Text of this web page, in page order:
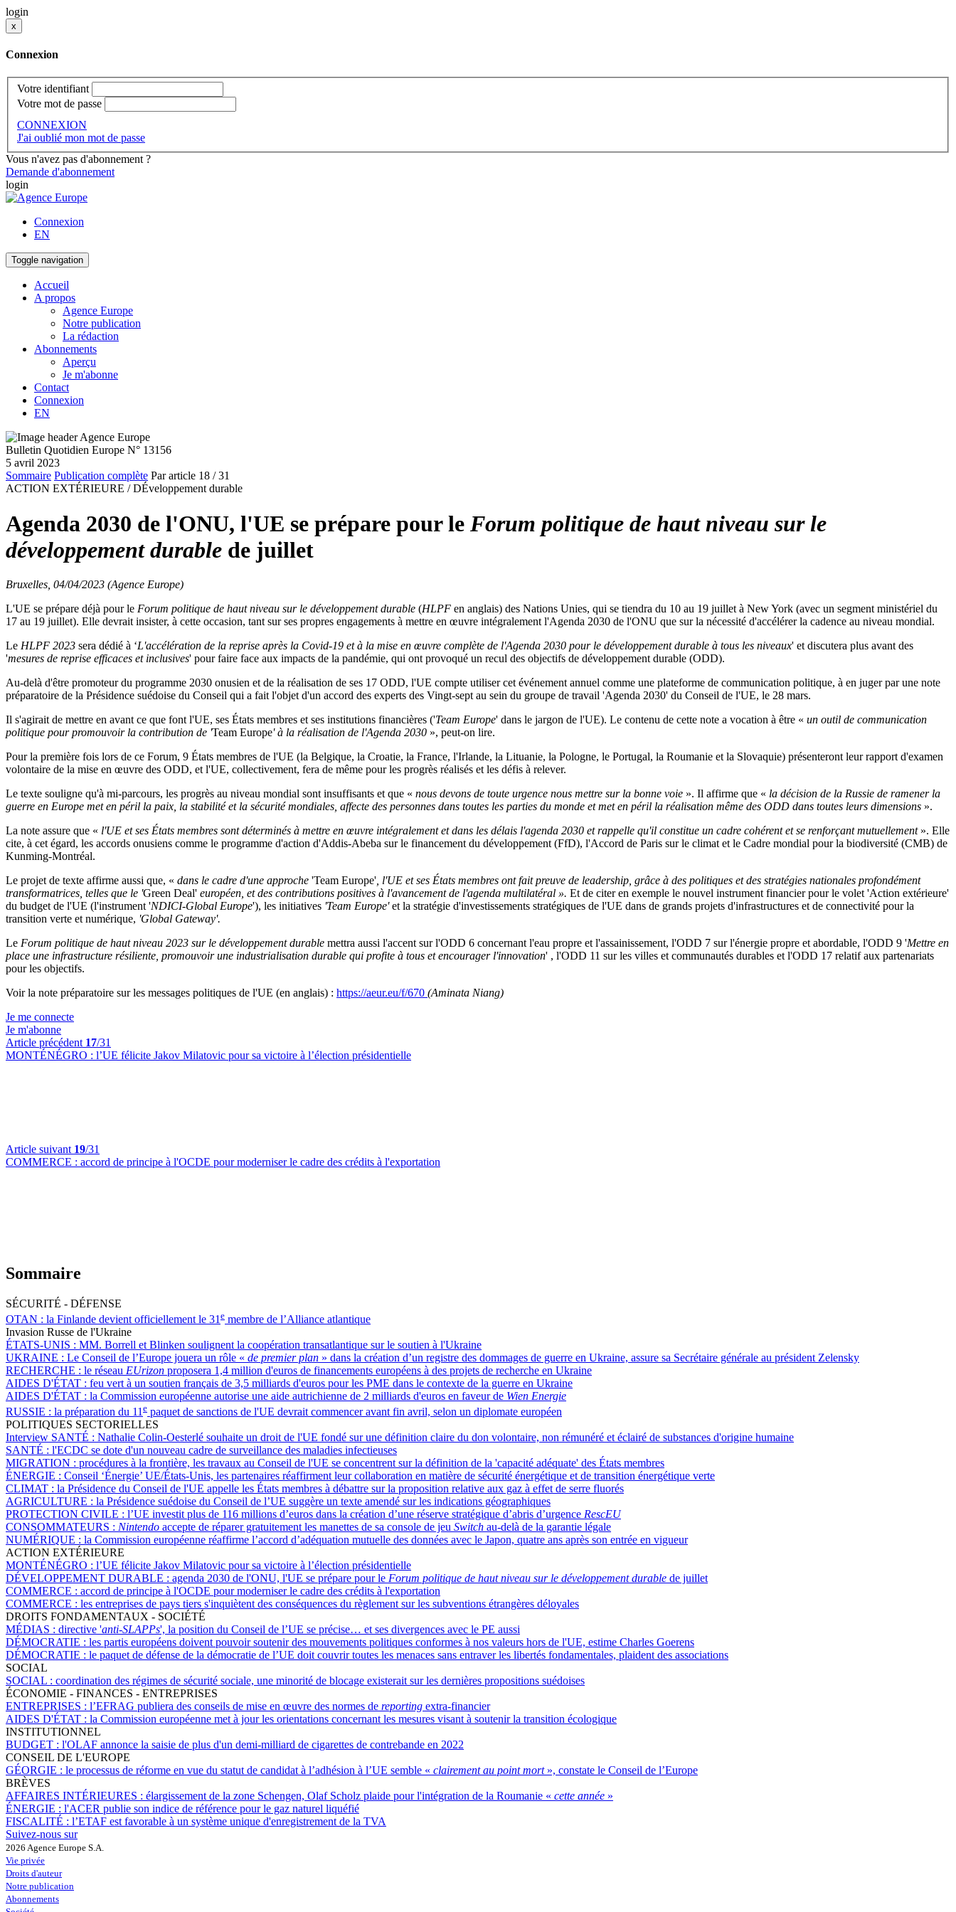
login
x
Connexion
Votre identifiant
Votre mot de passe
CONNEXION
J'ai oublié mon mot de passe
Vous n'avez pas d'abonnement ?
Demande d'abonnement
login
Connexion
EN
Toggle navigation
Accueil
A propos
Agence Europe
Notre publication
La rédaction
Abonnements
Aperçu
Je m'abonne
Contact
Connexion
EN
Bulletin Quotidien Europe N° 13156
5 avril 2023
Sommaire Publication complète Par article 18 / 31
ACTION EXTÉRIEURE / DÉveloppement durable
Agenda 2030 de l'ONU, l'UE se prépare pour le Forum politique de haut niveau sur le
développement durable de juillet
Bruxelles, 04/04/2023 (Agence Europe)
L'UE se prépare déjà pour le Forum politique de haut niveau sur le développement durable (HLPF en anglais) des Nations Unies, qui se tiendra du 10 au 19 juillet à New York (avec un segment ministériel du
17 au 19 juillet). Elle devrait insister, à cette occasion, tant sur ses propres engagements à mettre en œuvre intégralement l'Agenda 2030 de l'ONU que sur la nécessité d'accélérer la cadence au niveau mondial.
Le HLPF 2023 sera dédié à ‘L'accélération de la reprise après la Covid-19 et à la mise en œuvre complète de l'Agenda 2030 pour le développement durable à tous les niveaux' et discutera plus avant des
'mesures de reprise efficaces et inclusives' pour faire face aux impacts de la pandémie, qui ont provoqué un recul des objectifs de développement durable (ODD).
Au-delà d'être promoteur du programme 2030 onusien et de la réalisation de ses 17 ODD, l'UE compte utiliser cet événement annuel comme une plateforme de communication politique, à en juger par une note
préparatoire de la Présidence suédoise du Conseil qui a fait l'objet d'un accord des experts des Vingt-sept au sein du groupe de travail 'Agenda 2030' du Conseil de l'UE, le 28 mars.
Il s'agirait de mettre en avant ce que font l'UE, ses États membres et ses institutions financières ('Team Europe' dans le jargon de l'UE). Le contenu de cette note a vocation à être « un outil de communication
politique pour promouvoir la contribution de 'Team Europe' à la réalisation de l'Agenda 2030 », peut-on lire.
Pour la première fois lors de ce Forum, 9 États membres de l'UE (la Belgique, la Croatie, la France, l'Irlande, la Lituanie, la Pologne, le Portugal, la Roumanie et la Slovaquie) présenteront leur rapport d'examen
volontaire de la mise en œuvre des ODD, et l'UE, collectivement, fera de même pour les progrès réalisés et les défis à relever.
Le texte souligne qu'à mi-parcours, les progrès au niveau mondial sont insuffisants et que « nous devons de toute urgence nous mettre sur la bonne voie ». Il affirme que « la décision de la Russie de ramener la
guerre en Europe met en péril la paix, la stabilité et la sécurité mondiales, affecte des personnes dans toutes les parties du monde et met en péril la réalisation même des ODD dans toutes leurs dimensions ».
La note assure que « l'UE et ses États membres sont déterminés à mettre en œuvre intégralement et dans les délais l'agenda 2030 et rappelle qu'il constitue un cadre cohérent et se renforçant mutuellement ». Elle
cite, à cet égard, les accords onusiens comme le programme d'action d'Addis-Abeba sur le financement du développement (FfD), l'Accord de Paris sur le climat et le Cadre mondial pour la biodiversité (CMB) de
Kunming-Montréal.
Le projet de texte affirme aussi que, « dans le cadre d'une approche 'Team Europe' , l'UE et ses États membres ont fait preuve de leadership, grâce à des politiques et des stratégies nationales profondément
transformatrices, telles que le 'Green Deal' européen, et des contributions positives à l'avancement de l'agenda multilatéral ». Et de citer en exemple le nouvel instrument financier pour le volet 'Action extérieure'
du budget de l'UE (l'instrument 'NDICI-Global Europe'), les initiatives 'Team Europe'et la stratégie d'investissements stratégiques de l'UE dans de grands projets d'infrastructures et de connectivité pour la
transition verte et numérique, 'Global Gateway'.
Le Forum politique de haut niveau 2023 sur le développement durable mettra aussi l'accent sur l'ODD 6 concernant l'eau propre et l'assainissement, l'ODD 7 sur l'énergie propre et abordable, l'ODD 9 'Mettre en
place une infrastructure résiliente, promouvoir une industrialisation durable qui profite à tous et encourager l'innovation' , l'ODD 11 sur les villes et communautés durables et l'ODD 17 relatif aux partenariats
pour les objectifs.
Voir la note préparatoire sur les messages politiques de l'UE (en anglais) : https://aeur.eu/f/670 (Aminata Niang)
Je me connecte
Je m'abonne
Article précédent 17/31
MONTÉNÉGRO : l’UE félicite Jakov Milatovic pour sa victoire à l’élection présidentielle
Article suivant 19/31
COMMERCE : accord de principe à l'OCDE pour moderniser le cadre des crédits à l'exportation
Sommaire
SÉCURITÉ - DÉFENSE
OTAN : la Finlande devient officiellement le 31 e membre de l’Alliance atlantique
Invasion Russe de l'Ukraine
ÉTATS-UNIS : MM. Borrell et Blinken soulignent la coopération transatlantique sur le soutien à l'Ukraine
UKRAINE : Le Conseil de l’Europe jouera un rôle « de premier plan » dans la création d’un registre des dommages de guerre en Ukraine, assure sa Secrétaire générale au président Zelensky
RECHERCHE : le réseau EUrizon proposera 1,4 million d'euros de financements européens à des projets de recherche en Ukraine
AIDES D'ÉTAT : feu vert à un soutien français de 3,5 milliards d'euros pour les PME dans le contexte de la guerre en Ukraine
AIDES D'ÉTAT : la Commission européenne autorise une aide autrichienne de 2 milliards d'euros en faveur de Wien Energie
RUSSIE : la préparation du 11e paquet de sanctions de l'UE devrait commencer avant fin avril, selon un diplomate européen
POLITIQUES SECTORIELLES
Interview SANTÉ : Nathalie Colin-Oesterlé souhaite un droit de l'UE fondé sur une définition claire du don volontaire, non rémunéré et éclairé de substances d'origine humaine
SANTÉ : l'ECDC se dote d'un nouveau cadre de surveillance des maladies infectieuses
MIGRATION : procédures à la frontière, les travaux au Conseil de l'UE se concentrent sur la définition de la 'capacité adéquate' des États membres
ÉNERGIE : Conseil ‘Énergie’ UE/États-Unis, les partenaires réaffirment leur collaboration en matière de sécurité énergétique et de transition énergétique verte
CLIMAT : la Présidence du Conseil de l'UE appelle les États membres à débattre sur la proposition relative aux gaz à effet de serre fluorés
AGRICULTURE : la Présidence suédoise du Conseil de l’UE suggère un texte amendé sur les indications géographiques
PROTECTION CIVILE : l’UE investit plus de 116 millions d’euros dans la création d’une réserve stratégique d’abris d’urgence RescEU
CONSOMMATEURS : Nintendo accepte de réparer gratuitement les manettes de sa console de jeu Switch au-delà de la garantie légale
NUMÉRIQUE : la Commission européenne réaffirme l’accord d’adéquation mutuelle des données avec le Japon, quatre ans après son entrée en vigueur
ACTION EXTÉRIEURE
MONTÉNÉGRO : l’UE félicite Jakov Milatovic pour sa victoire à l’élection présidentielle
DÉVELOPPEMENT DURABLE : agenda 2030 de l'ONU, l'UE se prépare pour le Forum politique de haut niveau sur le développement durable de juillet
COMMERCE : accord de principe à l'OCDE pour moderniser le cadre des crédits à l'exportation
COMMERCE : les entreprises de pays tiers s'inquiètent des conséquences du règlement sur les subventions étrangères déloyales
DROITS FONDAMENTAUX - SOCIÉTÉ
MÉDIAS : directive 'anti-SLAPPs', la position du Conseil de l’UE se précise… et ses divergences avec le PE aussi
DÉMOCRATIE : les partis européens doivent pouvoir soutenir des mouvements politiques conformes à nos valeurs hors de l'UE, estime Charles Goerens
DÉMOCRATIE : le paquet de défense de la démocratie de l’UE doit couvrir toutes les menaces sans entraver les libertés fondamentales, plaident des associations
SOCIAL
SOCIAL : coordination des régimes de sécurité sociale, une minorité de blocage existerait sur les dernières propositions suédoises
ÉCONOMIE - FINANCES - ENTREPRISES
ENTREPRISES : l’EFRAG publiera des conseils de mise en œuvre des normes de reporting extra-financier
AIDES D'ÉTAT : la Commission européenne met à jour les orientations concernant les mesures visant à soutenir la transition écologique
INSTITUTIONNEL
BUDGET : l'OLAF annonce la saisie de plus d'un demi-milliard de cigarettes de contrebande en 2022
CONSEIL DE L'EUROPE
GÉORGIE : le processus de réforme en vue du statut de candidat à l’adhésion à l’UE semble « clairement au point mort », constate le Conseil de l’Europe
BRÈVES
AFFAIRES INTÉRIEURES : élargissement de la zone Schengen, Olaf Scholz plaide pour l'intégration de la Roumanie « cette année »
ÉNERGIE : l'ACER publie son indice de référence pour le gaz naturel liquéfié
FISCALITÉ : l’ETAF est favorable à un système unique d'enregistrement de la TVA
Suivez-nous sur
2026 Agence Europe S.A.
Vie privée
Droits d'auteur
Notre publication
Abonnements